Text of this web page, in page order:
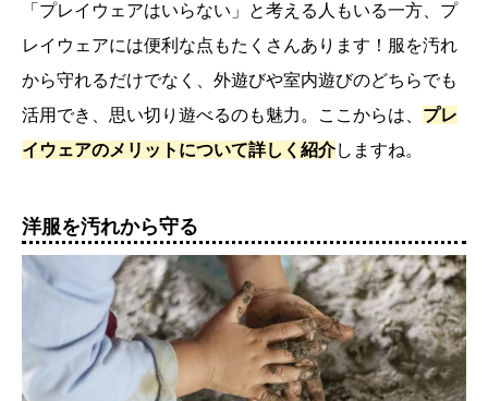
「プレイウェアはいらない」と考える人もいる一方、プ
レイウェアには便利な点もたくさんあります！服を汚れ
から守れるだけでなく、外遊びや室内遊びのどちらでも
活用でき、思い切り遊べるのも魅力。ここからは、 プレ
イウェアのメリットについて詳しく紹介しますね。
洋服を汚れから守る